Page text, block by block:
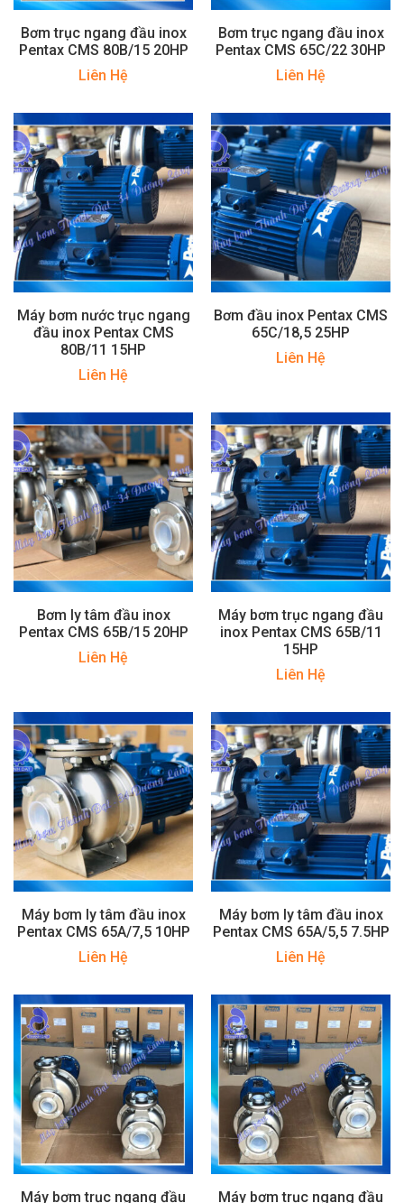
Bơm trục ngang đầu inox
Pentax CMS 80B/15 20HP
Liên Hệ
Bơm trục ngang đầu inox
Pentax CMS 65C/22 30HP
Liên Hệ
Máy bơm nước trục ngang
đầu inox Pentax CMS
80B/11 15HP
Liên Hệ
Bơm đầu inox Pentax CMS
65C/18,5 25HP
Liên Hệ
Bơm ly tâm đầu inox
Pentax CMS 65B/15 20HP
Liên Hệ
Máy bơm trục ngang đầu
inox Pentax CMS 65B/11
15HP
Liên Hệ
Máy bơm ly tâm đầu inox
Pentax CMS 65A/7,5 10HP
Liên Hệ
Máy bơm ly tâm đầu inox
Pentax CMS 65A/5,5 7.5HP
Liên Hệ
Máy bơm trục ngang đầu Máy bơm trục ngang đầu